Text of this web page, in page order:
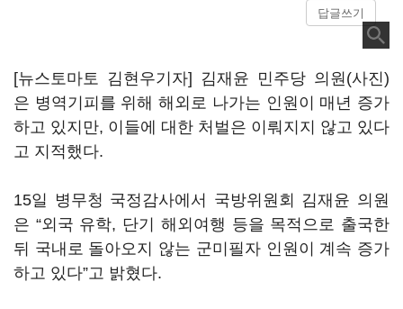
답글쓰기
[뉴스토마토 김현우기자] 김재윤 민주당 의원(사진)
은 병역기피를 위해 해외로 나가는 인원이 매년 증가
하고 있지만, 이들에 대한 처벌은 이뤄지지 않고 있다
고 지적했다.
15일 병무청 국정감사에서 국방위원회 김재윤 의원
은 “외국 유학, 단기 해외여행 등을 목적으로 출국한
뒤 국내로 돌아오지 않는 군미필자 인원이 계속 증가
하고 있다”고 밝혔다.